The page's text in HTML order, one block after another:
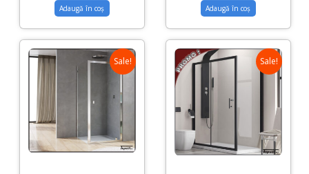
Adaugă în coș Adaugă în coș
Sale! Sale!